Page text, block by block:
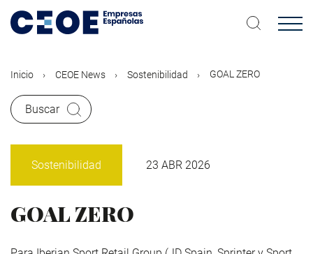
contenido
Inicio CEOE News Sostenibilidad GOAL ZERO
Buscar
Sostenibilidad 23 ABR 2026
GOAL ZERO